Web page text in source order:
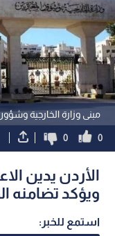
مبنى وزارة الخارجية
0
0
الأردن يدين
ويؤكد تضامنه
استمع للخبر: